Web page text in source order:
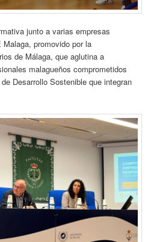
junto a varias empresas
promovido por la
de Málaga, que aglutina a
malagueños comprometidos
Desarrollo Sostenible que integran